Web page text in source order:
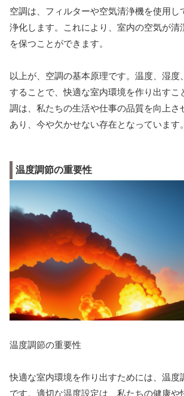
空調は、フィルターや空気清浄機を使用し
浄化します。これにより、室内の空気が清
を保つことができます。
以上が、空調の基本原理です。温度、湿度
することで、快適な室内環境を作り出すこ
調は、私たちの生活や仕事の品質を向上さ
あり、今や欠かせない存在となっています。
温度調節の重要性
温度調節の重要性
快適な室内環境を作り出すためには、温度
です。適切な温度設定は、私たちの健康や